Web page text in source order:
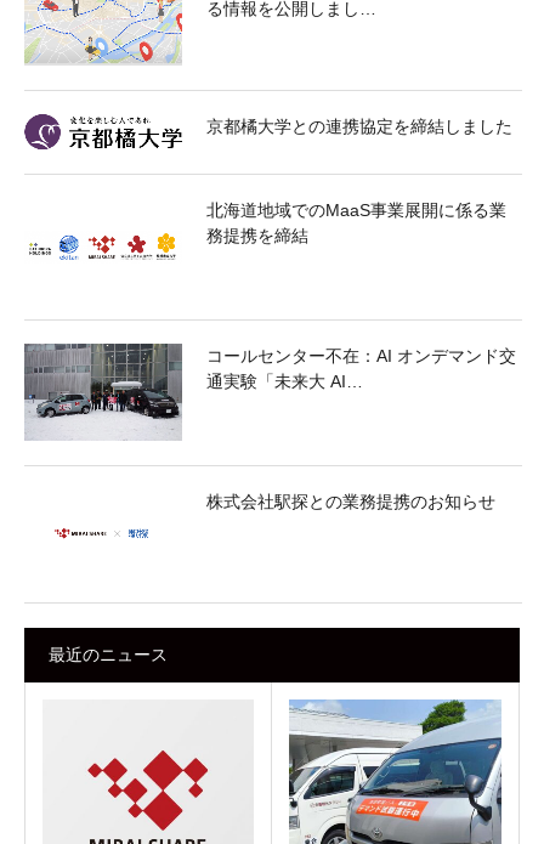
る情報を公開しまし…
京都橘大学との連携協定を締結しました
北海道地域でのMaaS事業展開に係る業
務提携を締結
コールセンター不在：AI オンデマンド交
通実験「未来大 AI…
株式会社駅探との業務提携のお知らせ
最近のニュース